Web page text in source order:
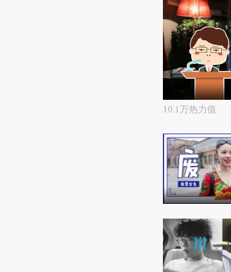
10.1万热力值